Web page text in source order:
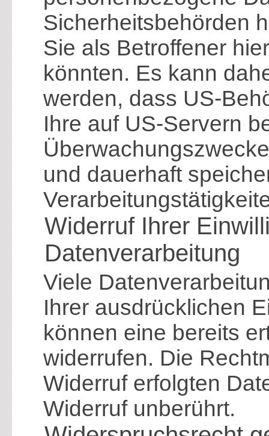
Sicherheitsbehörden
Sie als Betroffener
könnten. Es kann
werden, dass US-
Ihre auf US-Servern
und dauerhaft
Widerruf Ihrer
Datenverarbeitung
Viele
Ihrer ausdrücklichen
können eine bereits
widerrufen. Die
Widerruf erfolgten
Widerruf unberührt.